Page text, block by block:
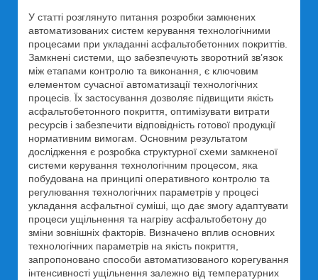
У статті розглянуто питання розробки замкнених
автоматизованих систем керування технологічними
процесами при укладанні асфальтобетонних покриттів.
Замкнені системи, що забезпечують зворотний зв’язок
між етапами контролю та виконання, є ключовим
елементом сучасної автоматизації технологічних
процесів. Їх застосування дозволяє підвищити якість
асфальтобетонного покриття, оптимізувати витрати
ресурсів і забезпечити відповідність готової продукції
нормативним вимогам. Основним результатом
дослідження є розробка структурної схеми замкненої
системи керування технологічним процесом, яка
побудована на принципі оперативного контролю та
регулювання технологічних параметрів у процесі
укладання асфальтної суміші, що дає змогу адаптувати
процеси ущільнення та нагріву асфальтобетону до
зміни зовнішніх факторів. Визначено вплив основних
технологічних параметрів на якість покриття,
запропоновано способи автоматизованого корегування
інтенсивності ущільнення залежно від температурних